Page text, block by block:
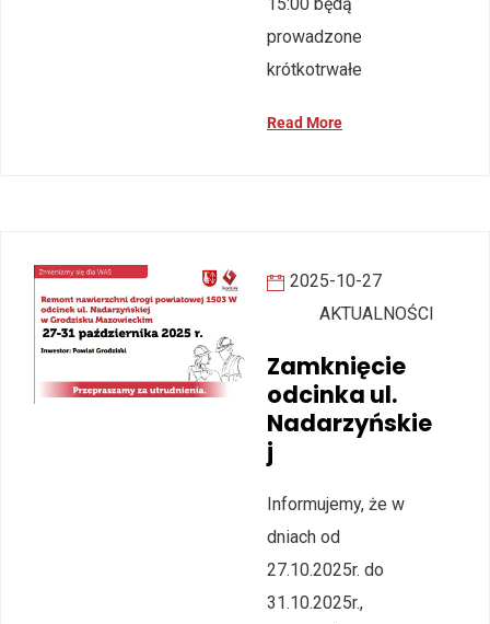
prowadzone
krótkotrwałe
Read More
2025-10-27
AKTUALNOŚCI
Zamknięcie
odcinka ul.
Nadarzyńskie
j
Informujemy, że w
dniach od
27.10.2025r. do
31.10.2025r.,